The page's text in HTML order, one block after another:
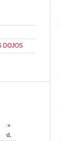
DOJOS
»
d.